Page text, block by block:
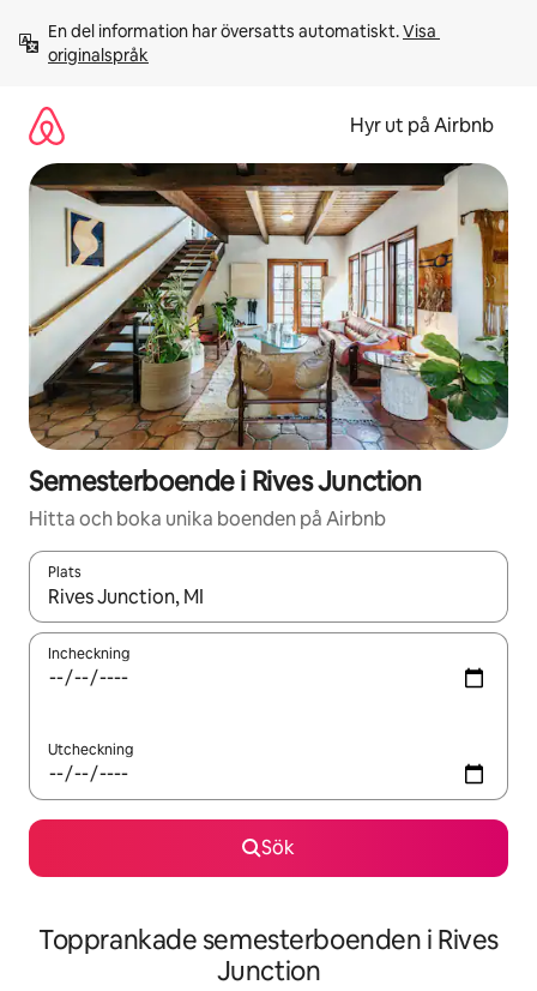
innehåll
En del information har översatts automatiskt. Visa
originalspråk
Hyr ut på Airbnb
Semesterboende i Rives Junction
Hitta och boka unika boenden på Airbnb
Plats
När resultaten är tillgängliga kan du navigera med upp- och
Incheckning
Utcheckning
Sök
Topprankade semesterboenden i Rives
Junction